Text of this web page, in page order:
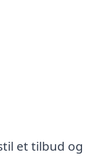
et tilbud og